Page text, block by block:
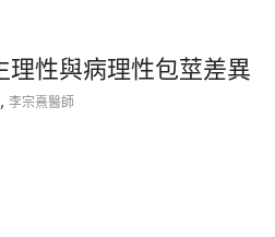
性與病理性包莖差異
, 李宗熹醫師